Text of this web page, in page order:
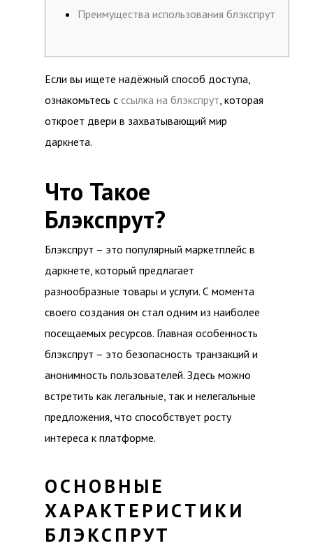
Преимущества использования блэкспрут
Если вы ищете надёжный способ доступа,
ознакомьтесь с ссылка на блэкспрут, которая
откроет двери в захватывающий мир
даркнета.
Что Такое
Блэкспрут?
Блэкспрут – это популярный маркетплейс в
даркнете, который предлагает
разнообразные товары и услуги. С момента
своего создания он стал одним из наиболее
посещаемых ресурсов. Главная особенность
блэкспрут – это безопасность транзакций и
анонимность пользователей. Здесь можно
встретить как легальные, так и нелегальные
предложения, что способствует росту
интереса к платформе.
ОСНОВНЫЕ
ХАРАКТЕРИСТИКИ
БЛЭКСПРУТ